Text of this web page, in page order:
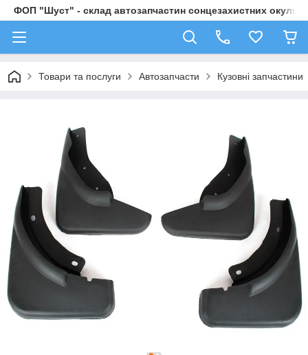
ФОП "Шуст" - склад автозапчастин сонцезахистних
Товари та послуги Автозапчасти Кузовні запчастини